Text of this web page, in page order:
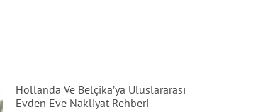
Hollanda Ve Belçika’ya Uluslararası
Evden Eve Nakliyat Rehberi